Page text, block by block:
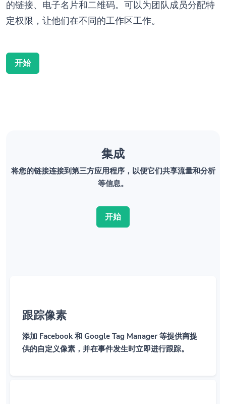
的链接、电子名片和二维码。可以为团队成员分配特
定权限，让他们在不同的工作区工作。
开始
集成
将您的链接连接到第三方应用程序，以便它们共享流量和分析
等信息。
开始
跟踪像素
添加 Facebook 和 Google Tag Manager 等提供商提
供的自定义像素，并在事件发生时立即进行跟踪。